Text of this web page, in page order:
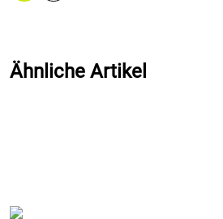
Ähnliche Artikel